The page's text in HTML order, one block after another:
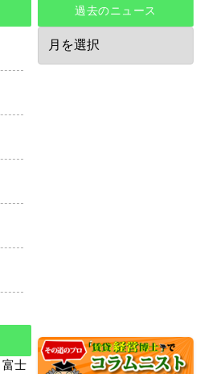
過去のニュース
の
富士